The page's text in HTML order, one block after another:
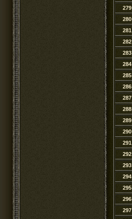
279
280
281
282
283
284
285
286
287
288
289
290
291
292
293
294
295
296
297